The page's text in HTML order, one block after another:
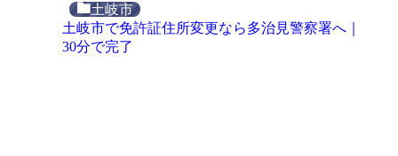
土岐市
土岐市で免許証住所変更なら多治見警察署へ｜
30分で完了